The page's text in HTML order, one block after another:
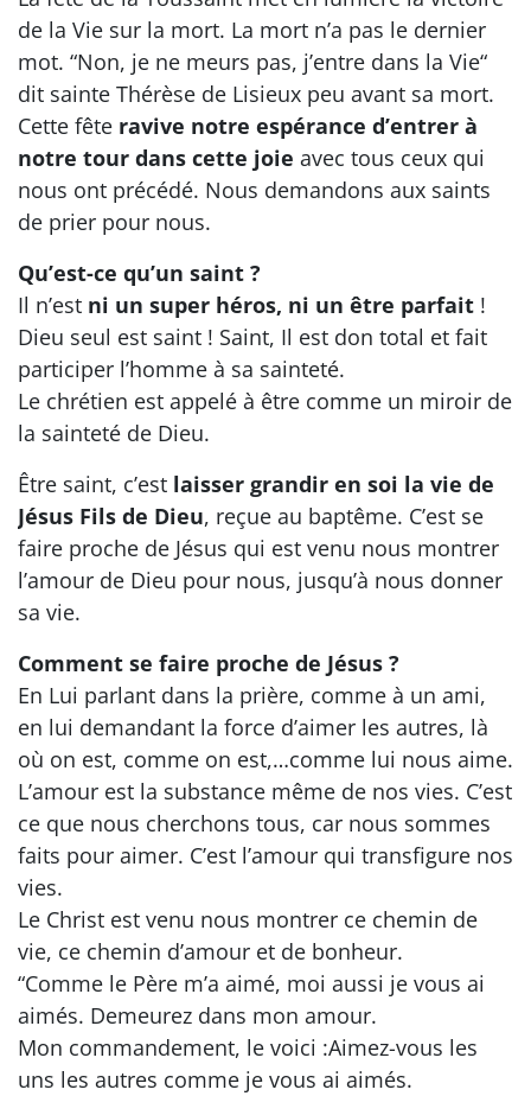
de la Vie sur la mort. La mort n’a pas le dernier
mot. “Non, je ne meurs pas, j’entre dans la Vie“
dit sainte Thérèse de Lisieux peu avant sa mort.
Cette fête ravive notre espérance d’entrer à
notre tour dans cette joie avec tous ceux qui
nous ont précédé. Nous demandons aux saints
de prier pour nous.
Qu’est-ce qu’un saint ?
Il n’est ni un super héros, ni un être parfait !
Dieu seul est saint ! Saint, Il est don total et fait
participer l’homme à sa sainteté.
Le chrétien est appelé à être comme un miroir de
la sainteté de Dieu.
Être saint, c’est laisser grandir en soi la vie de
Jésus Fils de Dieu, reçue au baptême. C’est se
faire proche de Jésus qui est venu nous montrer
l’amour de Dieu pour nous, jusqu’à nous donner
sa vie.
Comment se faire proche de Jésus ?
En Lui parlant dans la prière, comme à un ami,
en lui demandant la force d’aimer les autres, là
où on est, comme on est,…comme lui nous aime.
L’amour est la substance même de nos vies. C’est
ce que nous cherchons tous, car nous sommes
faits pour aimer. C’est l’amour qui transfigure nos
vies.
Le Christ est venu nous montrer ce chemin de
vie, ce chemin d’amour et de bonheur.
“Comme le Père m’a aimé, moi aussi je vous ai
aimés. Demeurez dans mon amour.
Mon commandement, le voici :Aimez-vous les
uns les autres comme je vous ai aimés.